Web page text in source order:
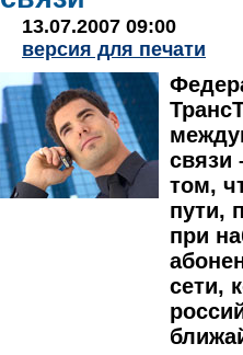
13.07.2007 09:00
версия для печати
связи
том,
пути,
при
сети,